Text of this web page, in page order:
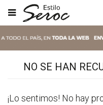

NO SE HAN
¡Lo sentimos! No hay